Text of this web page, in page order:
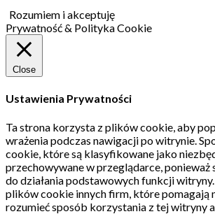
Rozumiem i akceptuję
Prywatność & Polityka Cookie
Close
Ustawienia Prywatności
Ta strona korzysta z plików cookie, aby
wrażenia podczas nawigacji po witrynie.
cookie, które są klasyfikowane jako
przechowywane w przeglądarce, ponieważ
do działania podstawowych funkcji witryny.
plików cookie innych firm, które pomagają
rozumieć sposób korzystania z tej witryny